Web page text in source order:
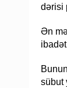
dərisi
Ən
sübut